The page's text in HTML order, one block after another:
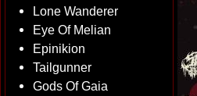
Lone Wanderer
Eye Of Melian
Epinikion
Tailgunner
Gods Of Gaia